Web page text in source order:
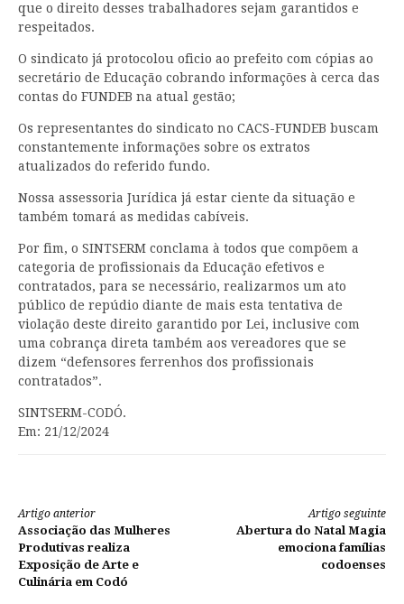
que o direito desses trabalhadores sejam garantidos e
respeitados.
O sindicato já protocolou oficio ao prefeito com cópias ao
secretário de Educação cobrando informações à cerca das
contas do FUNDEB na atual gestão;
Os representantes do sindicato no CACS-FUNDEB buscam
constantemente informações sobre os extratos
atualizados do referido fundo.
Nossa assessoria Jurídica já estar ciente da situação e
também tomará as medidas cabíveis.
Por fim, o SINTSERM conclama à todos que compõem a
categoria de profissionais da Educação efetivos e
contratados, para se necessário, realizarmos um ato
público de repúdio diante de mais esta tentativa de
violação deste direito garantido por Lei, inclusive com
uma cobrança direta também aos vereadores que se
dizem “defensores ferrenhos dos profissionais
contratados”.
SINTSERM-CODÓ.
Em: 21/12/2024
Continue
lendo
Artigo anterior
Associação das Mulheres
Produtivas realiza
Exposição de Arte e
Culinária em Codó
Artigo seguinte
Abertura do Natal Magia
emociona famílias
codoenses